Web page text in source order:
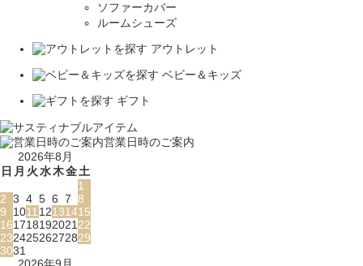
ソファーカバー
ルームシューズ
アウトレット
ベビー＆キッズ
ギフト
営業日時のご案内
2026年8月
日 月 火水木金土
1
2 3 4 5 6 7 8
9
101112131415
16171819202122
23242526272829
3031